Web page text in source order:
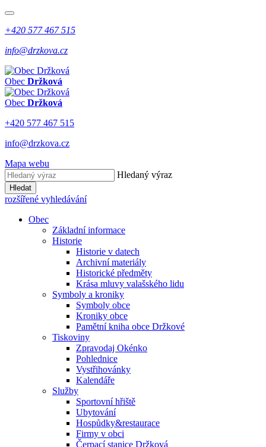
+420 577 467 515
info@drzkova.cz
Obec Držková
Obec Držková
+420 577 467 515
info@drzkova.cz
Mapa webu
Hledaný výraz
Hledat
rozšířené vyhledávání
Obec
Základní informace
Historie
Historie v datech
Archivní materiály
Historické předměty
Krása mluvy valašského lidu
Symboly a kroniky
Symboly obce
Kroniky obce
Pamětní kniha obce Držkové
Tiskoviny
Zpravodaj Okénko
Pohlednice
Vystřihovánky
Kalendáře
Služby
Sportovní hřiště
Ubytování
Hospůdky&restaurace
Firmy v obci
Čerpací stanice Držková